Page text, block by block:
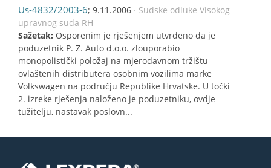
Us-4832/2003-6; 9.11.2006 · Sudske odluke Visokog
upravnog suda RH
Sažetak: Osporenim je rješenjem utvrđeno da je
poduzetnik P. Z. Auto d.o.o. zlouporabio
monopolistički položaj na mjerodavnom tržištu
ovlaštenih distributera osobnim vozilima marke
Volkswagen na području Republike Hrvatske. U točki
2. izreke rješenja naloženo je poduzetniku, ovdje
tužitelju, nastavak poslovn...